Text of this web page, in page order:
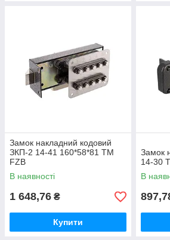
Замок накладний кодовий
ЗКП-2 14-41 160*58*81 ТМ
FZB
В наявності
1 648,76 ₴
Купити
Замок
14-30
В